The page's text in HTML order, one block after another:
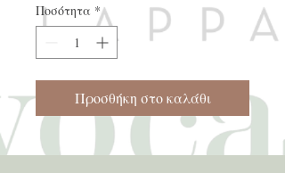
Ποσότητα *
Προσθήκη στο καλάθι